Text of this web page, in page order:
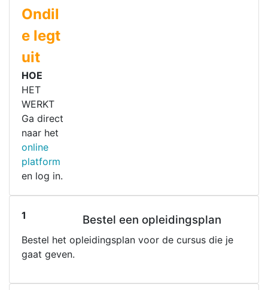
Ondil
e legt
uit
HOE
HET
WERKT
Ga direct
naar het
online
platform
en log in.
1 Bestel een opleidingsplan
Bestel het opleidingsplan voor de cursus die je
gaat geven.